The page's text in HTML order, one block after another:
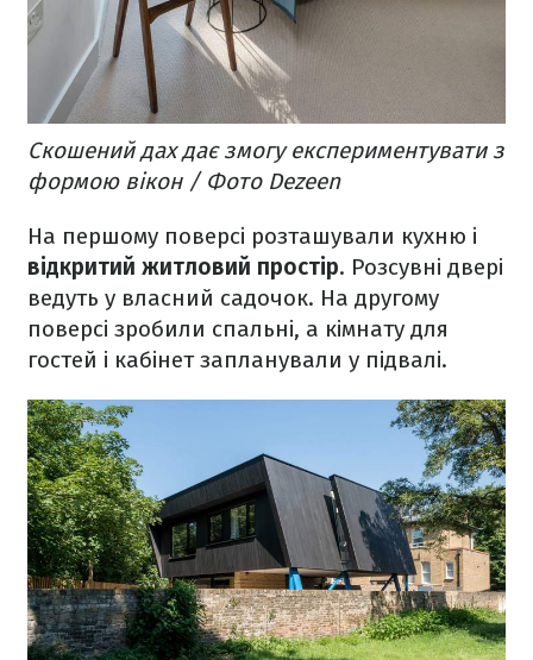
Скошений дах дає змогу експериментувати з
формою вікон / Фото Dezeen
На першому поверсі розташували кухню і
відкритий житловий простір. Розсувні двері
ведуть у власний садочок. На другому
поверсі зробили спальні, а кімнату для
гостей і кабінет запланували у підвалі.